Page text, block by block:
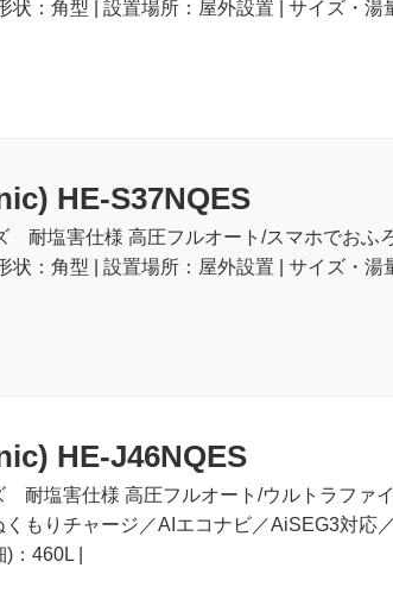
：角型 | 設置場所：屋外設置 | サイズ・湯
HE-S37NQES
耐塩害仕様 高圧フルオート/スマホでおふ
：角型 | 設置場所：屋外設置 | サイズ・湯
HE-J46NQES
耐塩害仕様 高圧フルオート/ウルトラファ
もりチャージ／AIエコナビ／AiSEG3対応
460L |